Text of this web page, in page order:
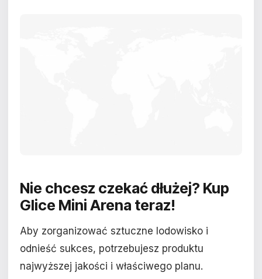
Nie chcesz czekać dłużej? Kup
Glice Mini Arena teraz!
Aby zorganizować sztuczne lodowisko i
odnieść sukces, potrzebujesz produktu
najwyższej jakości i właściwego planu.